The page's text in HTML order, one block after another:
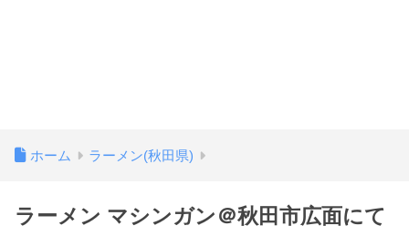
ホーム ラーメン(秋田県)
ラーメン マシンガン＠秋田市広面にて